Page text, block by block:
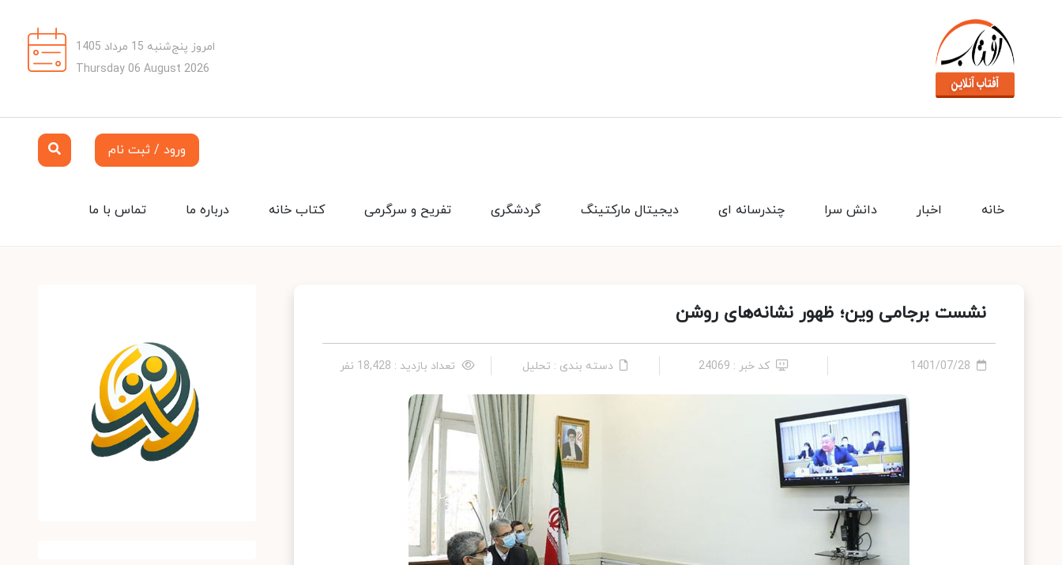
امروز پنج‌شنبه 15 مرداد 1405
Thursday 06 August 2026
ورود / ثبت نام
تماس با ما درباره ما کتاب خانه تفریح و سرگرمی گردشگری دیجیتال مارکتینگ چندرسانه ای دانش سرا اخبار خانه
نشست برجامی وین؛ ظهور نشانه‌های روشن
1401/07/28 کد خبر : 24069 دسته بندی : تحلیل تعداد بازدید : 18,428 نفر